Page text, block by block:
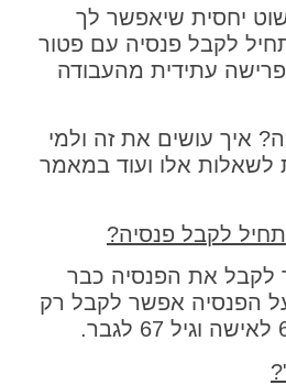
יחסית שיאפשר לך
לקבל פנסיה עם פטור
עתידית מהעבודה
איך עושים את זה ולמי
לשאלות אלו ועוד במאמר
לקבל פנסיה?
לקבל את הפנסיה כבר
על הפנסיה אפשר לקבל רק